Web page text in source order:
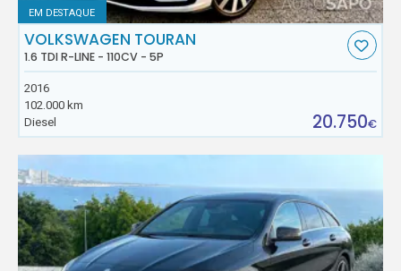
EM DESTAQUE
VOLKSWAGEN TOURAN
1.6 TDI R-LINE - 110CV - 5P
2016
102.000 km
Diesel
20.750€